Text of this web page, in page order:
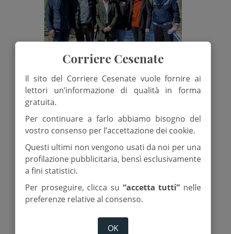
20 Marzo 2025
I quartieri si sfidano alla pista di
atletica
diMatteo Venturi
Atletica Quartieri Sport
Corriere Cesenate
Il sito del Corriere Cesenate vuole fornire ai
lettori un’informazione di qualità in forma
gratuita.
Per continuare a farlo abbiamo bisogno del
vostro consenso per l’accettazione dei cookie.
Questi ultimi non vengono usati da noi per una
profilazione pubblicitaria, bensì esclusivamente
a fini statistici.
Per proseguire, clicca su “accetta tutti” nelle
preferenze relative al consenso.
OK